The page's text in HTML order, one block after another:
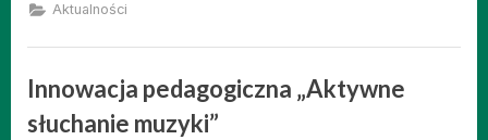
niezwykła
świat
wiedzy!”
Aktualności
Innowacja pedagogiczna „Aktywne
słuchanie muzyki”